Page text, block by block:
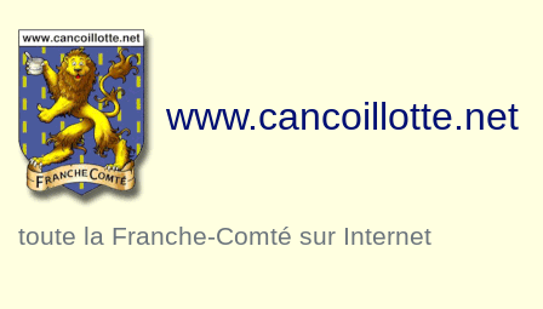
www.cancoillotte.net
toute la Franche-Comté sur Internet